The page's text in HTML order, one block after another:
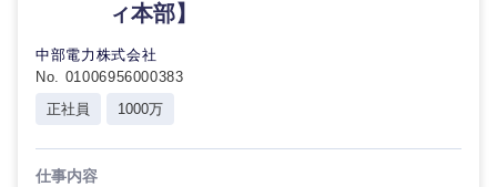
ィ本部】
中部電力株式会社
No. 01006956000383
正社員
1000万
仕事内容